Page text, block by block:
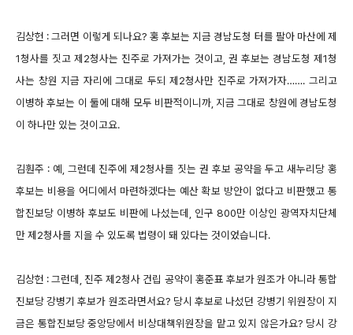
김상헌 : 그러면 이렇게 되나요? 홍 후보는 지금 경남도청 터를 팔아 마산에 제
1청사를 짓고 제2청사는 진주로 가져가는 것이고, 권 후보는 경남도청 제1청
사는 창원 지금 자리에 그대로 두되 제2청사만 진주로 가져가자……. 그리고
이병하 후보는 이 둘에 대해 모두 비판적이니까, 지금 그대로 창원에 경남도청
이 하나만 있는 것이고요.
김훤주 : 예, 그런데 진주에 제2청사를 짓는 권 후보 공약을 두고 새누리당 홍
후보는 비용을 어디에서 마련하겠다는 예산 확보 방안이 없다고 비판했고 통
합진보당 이병하 후보도 비판에 나섰는데, 인구 800만 이상인 광역자치단체
만 제2청사를 지을 수 있도록 법령이 돼 있다는 것이었습니다.
김상헌 : 그런데, 진주 제2청사 건립 공약이 홍준표 후보가 원조가 아니라 통합
진보당 강병기 후보가 원조라면서요? 당시 후보로 나섰던 강병기 위원장이 지
금은 통합진보당 중앙당에서 비상대책위원장을 맡고 있지 않은가요? 당시 강